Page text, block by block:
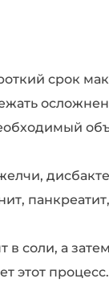
срок
соли, а
этот